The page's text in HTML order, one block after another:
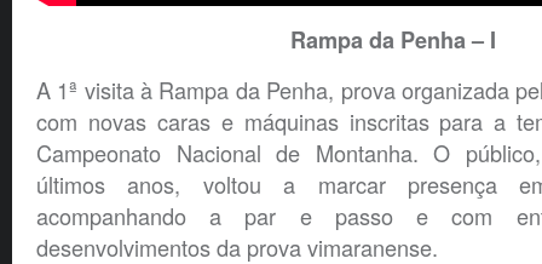
Rampa da Penha – I
A 1ª visita à Rampa da Penha, prova organizada
com novas caras e máquinas inscritas para a
Campeonato Nacional de Montanha. O
últimos anos, voltou a marcar presença
acompanhando a par e passo e com
desenvolvimentos da prova vimaranense.